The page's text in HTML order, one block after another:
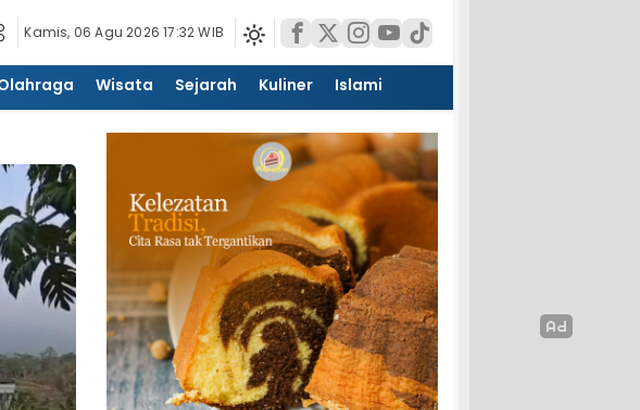
Kamis, 06 Agu 2026 17:32 WIB
Wisata Sejarah Kuliner Islami